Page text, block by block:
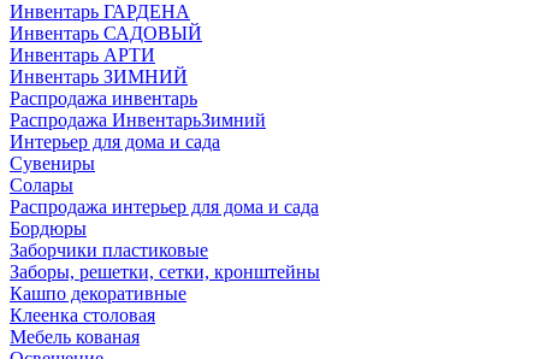
Инвентарь ГАРДЕНА
Инвентарь САДОВЫЙ
Инвентарь АРТИ
Инвентарь ЗИМНИЙ
Распродажа инвентарь
Распродажа ИнвентарьЗимний
Интерьер для дома и сада
Сувениры
Солары
Распродажа интерьер для дома и сада
Бордюры
Заборчики пластиковые
Заборы, решетки, сетки, кронштейны
Кашпо декоративные
Клеенка столовая
Мебель кованая